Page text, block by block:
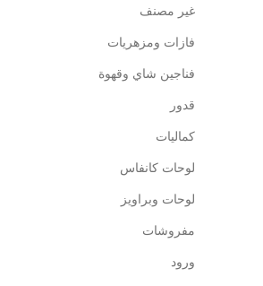
غير مصنف
فازات ومزهريات
فناجين شاي وقهوة
قدور
كماليات
لوحات كانفاس
لوحات وبراويز
مفروشات
ورود